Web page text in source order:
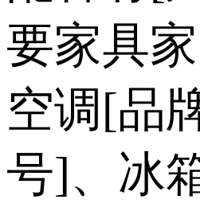
要家具
空调[品
号]、冰